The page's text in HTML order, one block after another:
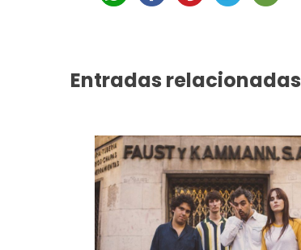
Entradas relacionadas